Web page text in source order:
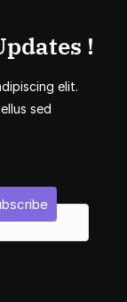
!
elit.
sed